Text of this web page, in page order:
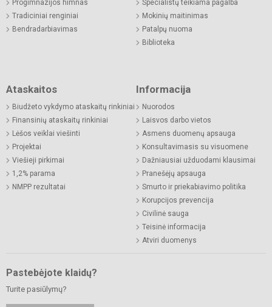
Progimnazijos himnas
Tradiciniai renginiai
Bendradarbiavimas
Specialistų teikiama pagalba
Mokinių maitinimas
Patalpų nuoma
Biblioteka
Ataskaitos
Biudžeto vykdymo ataskaitų rinkiniai
Finansinių ataskaitų rinkiniai
Lėšos veiklai viešinti
Projektai
Viešieji pirkimai
1,2% parama
NMPP rezultatai
Informacija
Nuorodos
Laisvos darbo vietos
Asmens duomenų apsauga
Konsultavimasis su visuomene
Dažniausiai užduodami klausimai
Pranešėjų apsauga
Smurto ir priekabiavimo politika
Korupcijos prevencija
Civilinė sauga
Teisinė informacija
Atviri duomenys
Pastebėjote klaidų?
Turite pasiūlymų?